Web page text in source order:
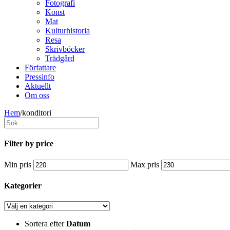
Fotografi
Konst
Mat
Kulturhistoria
Resa
Skrivböcker
Trädgård
Författare
Pressinfo
Aktuellt
Om oss
Hem/konditori
Filter by price
Min pris Max pris
Kategorier
Sortera efterDatum